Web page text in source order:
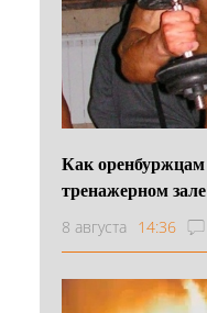
Как оренбуржцам
тренажерном зале
8 августа 14:36